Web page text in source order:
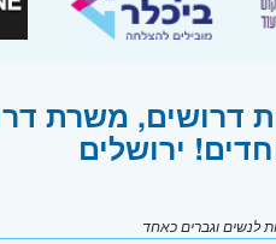
דרושים, משרת
ירושלים
לנשים וגברים כאחד